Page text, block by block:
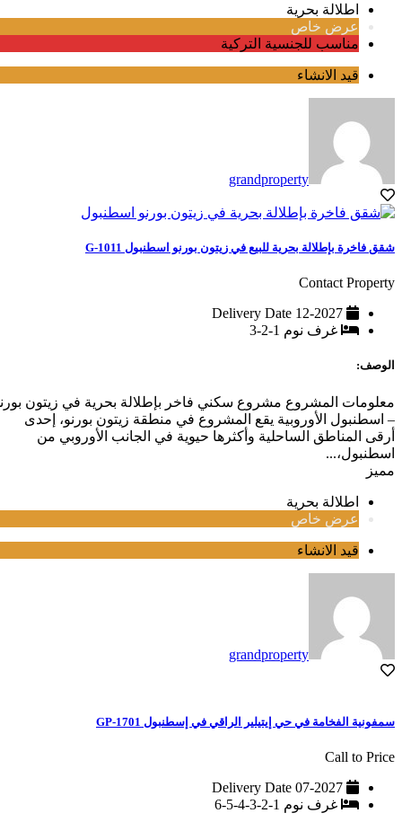
اطلالة بحرية
عرض خاص
مناسب للجنسية التركية
قيد الانشاء
grandproperty
شقق فاخرة بإطلالة بحرية للبيع في زيتون بورنو اسطنبول G-1011
Contact Property
Delivery Date 12-2027
غرف نوم 1-2-3
الوصف:
معلومات المشروع مشروع سكني فاخر بإطلالة بحرية في زيتون
– اسطنبول الأوروبية يقع المشروع في منطقة زيتون بورنو، إحدى
أرقى المناطق الساحلية وأكثرها حيوية في الجانب الأوروبي من
اسطنبول،...
مميز
اطلالة بحرية
عرض خاص
قيد الانشاء
grandproperty
سمفونية الفخامة في حي إيتيلير الراقي في إسطنبول GP-1701
Call to Price
Delivery Date 07-2027
غرف نوم 1-2-3-4-5-6